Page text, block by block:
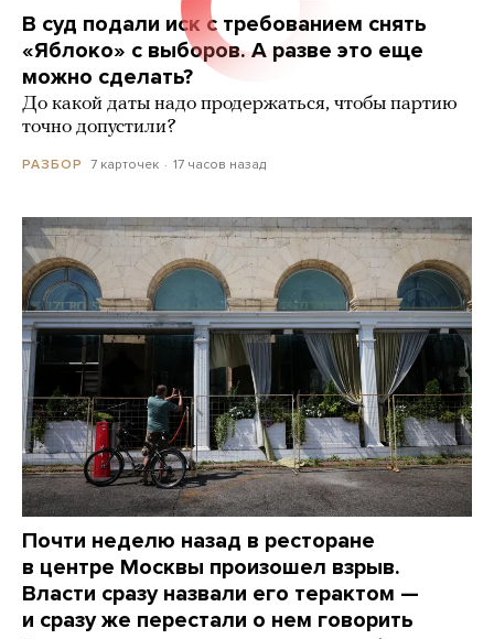
В суд подали иск с требованием снять
«Яблоко» с выборов. А разве это еще
можно сделать?
До какой даты надо продержаться, чтобы партию
точно допустили?
РАЗБОР 7 карточек 17 часов назад
Почти неделю назад в ресторане
в центре Москвы произошел взрыв.
Власти сразу назвали его терактом —
и сразу же перестали о нем говорить